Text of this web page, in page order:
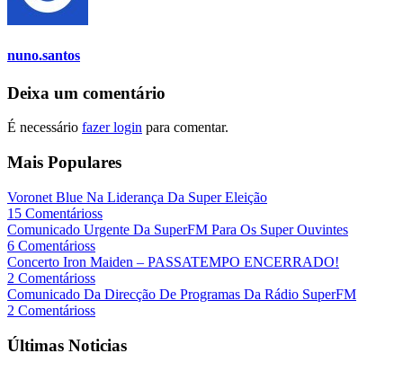
nuno.santos
Deixa um comentário
É necessário fazer login para comentar.
Mais Populares
Voronet Blue Na Liderança Da Super Eleição
15 Comentárioss
Comunicado Urgente Da SuperFM Para Os Super Ouvintes
6 Comentárioss
Concerto Iron Maiden – PASSATEMPO ENCERRADO!
2 Comentárioss
Comunicado Da Direcção De Programas Da Rádio SuperFM
2 Comentárioss
Últimas Noticias